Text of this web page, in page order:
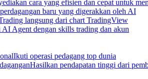
cara yang efisien dan cepat untuk
baru yang digerakkan oleh AI
langsung dari chart TradingView
Agent dengan skills trading dan akun
Ikuti operasi pedagang top dunia
Hasilkan pendapatan tinggi dari